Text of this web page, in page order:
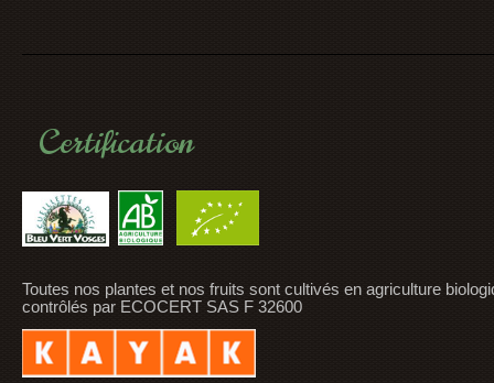
Certification
Toutes nos plantes et nos fruits sont cultivés en agriculture
contrôlés par ECOCERT SAS F 32600